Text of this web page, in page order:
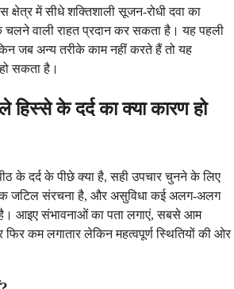
क्षेत्र में सीधे शक्तिशाली सूजन-रोधी दवा का
चलने वाली राहत प्रदान कर सकता है। यह पहली
जब अन्य तरीके काम नहीं करते हैं तो यह
सकता है।
के दर्द का क्या कारण हो
के दर्द के पीछे क्या है, सही उपचार चुनने के लिए
जटिल संरचना है, और असुविधा कई अलग-अलग
है। आइए संभावनाओं का पता लगाएं, सबसे आम
कम लगातार लेकिन महत्वपूर्ण स्थितियों की ओर